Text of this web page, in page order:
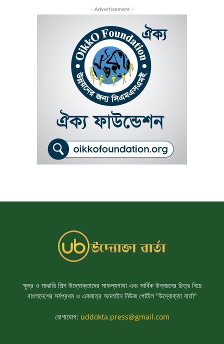
- Advertisement -
ক্ষুদ্র ও মাঝারি শিল্প উদ্যোক্তাদের সাফল্যগাথা এবং সার্বিক উন্নয়নের চিত্র নিয়ে
বাংলাদেশের সর্বপ্রথম ও একমাত্র অনলাইন নিউজ পোর্টাল "উদ্যোক্তা বার্তা"
যোগাযোগ: uddokta.press@gmail.com